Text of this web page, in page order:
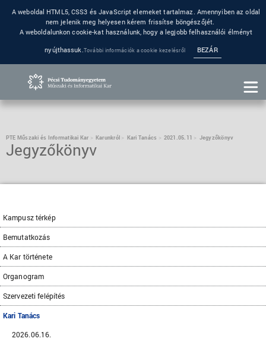
A weboldal HTML5, CSS3 és JavaScript elemeket tartalmaz. Amennyiben az oldal
nem jelenik meg helyesen kérem frissítse böngészőjét.
A weboldalunkon cookie-kat használunk, hogy a legjobb felhasználói élményt
nyújthassuk. További információk a cookie kezelésről BEZÁR
PTE Műszaki és Informatikai Kar Karunkról Kari Tanács 2021.05.11 Jegyzőkönyv
Jegyzőkönyv
Kampusz térkép
Bemutatkozás
A Kar története
Organogram
Szervezeti felépítés
Kari Tanács
2026.06.16.